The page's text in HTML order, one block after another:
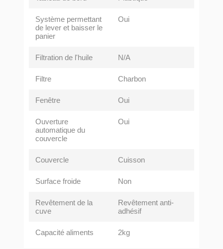
Système permettant
de lever et baisser le
panier
Oui
Filtration de l'huile N/A
Filtre Charbon
Fenêtre Oui
Ouverture
automatique du
couvercle
Oui
Couvercle Cuisson
Surface froide Non
Revêtement de la
cuve
Revêtement anti-
adhésif
Capacité aliments 2kg